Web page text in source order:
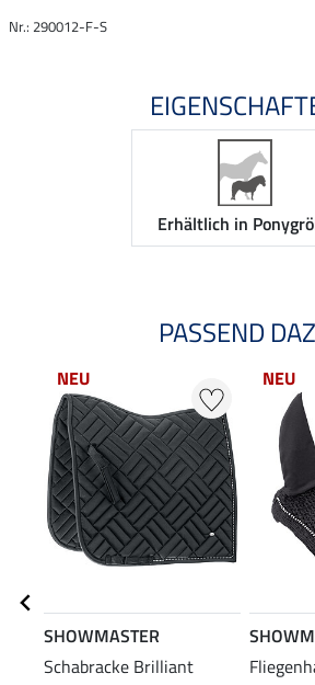
Nr.: 290012-F-S
Erhältlich in
PASSEND
NEU
SHOWMASTER
Schabracke Brilliant
NEU